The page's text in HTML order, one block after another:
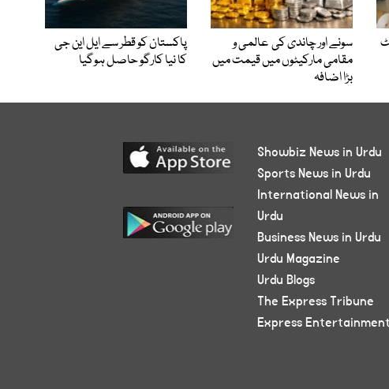
سونے اور چاندی کی عالمی و
مقامی مارکیٹوں میں قیمت میں
بڑا اضافہ
پاکستان کو قطر سے ایل این جی
کا نیا کارگو حاصل ہوگیا
Showbiz News in Urdu
Sports News in Urdu
International News in
Urdu
Business News in Urdu
Urdu Magazine
Urdu Blogs
The Express Tribune
Express Entertainment